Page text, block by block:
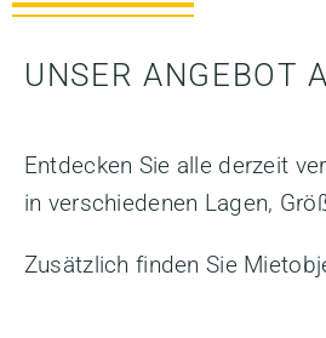
UNSER ANGEBOT
Entdecken Sie alle derzeit
in verschiedenen Lagen,
Zusätzlich finden Sie